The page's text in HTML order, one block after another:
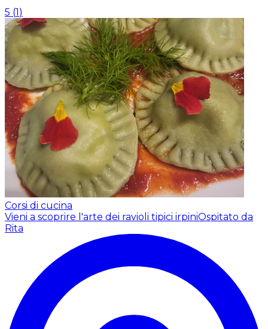
5 (1)
Corsi di cucina
Vieni a scoprire l'arte dei ravioli tipici irpiniOspitato da
Rita